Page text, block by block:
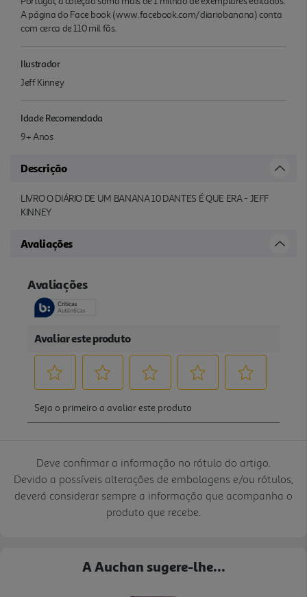
A página do Face book (www.facebook.com/diariobanana) conta
com cerca de 110 mil fãs.
Ilustrador
Jeff Kinney
Idade Recomendada
9+ Anos
Descrição
LIVRO O DIÁRIO DE UM BANANA 10 DANTES É QUE ERA - JEFF
KINNEY
Avaliações
Deve confirmar a informação no rótulo do artigo.
Devido a possíveis alterações de embalagens e/ou rótulos,
deverá considerar sempre a informação que acompanha o
produto que recebe.
A Auchan sugere-lhe...